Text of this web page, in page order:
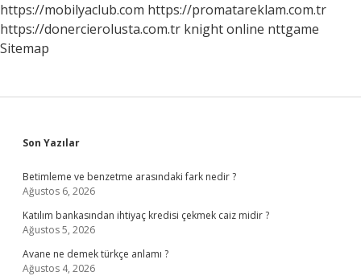
https://mobilyaclub.com https://promatareklam.com.tr
https://donercierolusta.com.tr knight online nttgame
Sitemap
Sidebar
Son Yazılar
Betimleme ve benzetme arasındaki fark nedir ?
Ağustos 6, 2026
Katılım bankasından ihtiyaç kredisi çekmek caiz midir ?
Ağustos 5, 2026
Avane ne demek türkçe anlamı ?
Ağustos 4, 2026